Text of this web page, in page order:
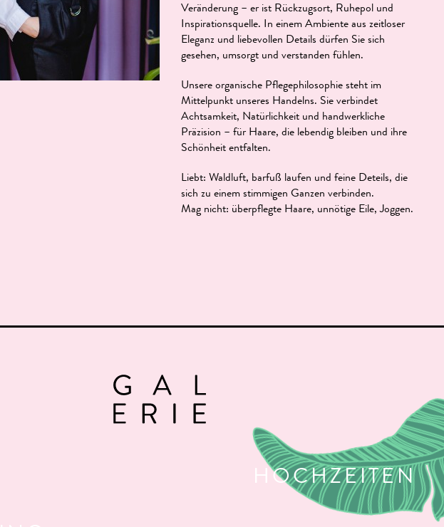
Veränderung – er ist Rückzugsort, Ruhepol und
Inspirationsquelle. In einem Ambiente aus zeitloser
Eleganz und liebevollen Details dürfen Sie sich
gesehen, umsorgt und verstanden fühlen.
Unsere organische Pflegephilosophie steht im
Mittelpunkt unseres Handelns. Sie verbindet
Achtsamkeit, Natürlichkeit und handwerkliche
Präzision – für Haare, die lebendig bleiben und ihre
Schönheit entfalten.
Liebt: Waldluft, barfuß laufen und feine Deteils, die
sich zu einem stimmigen Ganzen verbinden.
Mag nicht: überpflegte Haare, unnötige Eile, Joggen.
HOCHZEITEN